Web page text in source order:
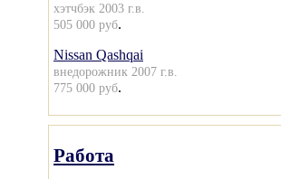
хэтчбэк 2003 г.в.
505 000 руб.
Nissan Qashqai
внедорожник 2007 г.в.
775 000 руб.
Работа